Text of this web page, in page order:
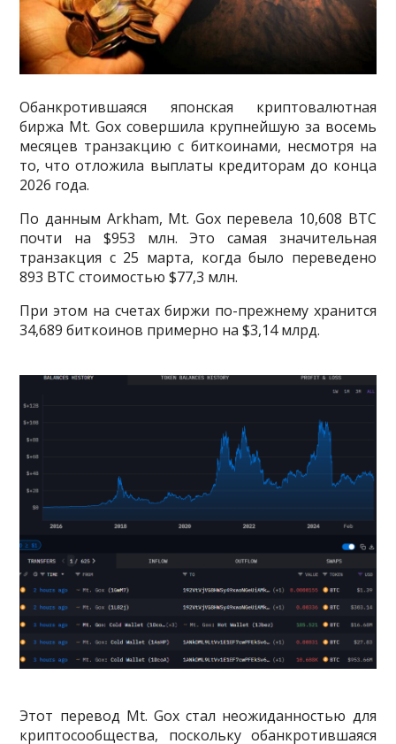
Обанкротившаяся японская криптовалютная
биржа Mt. Gox совершила крупнейшую за восемь
месяцев транзакцию с биткоинами, несмотря на
то, что отложила выплаты кредиторам до конца
2026 года.
По данным Arkham, Mt. Gox перевела 10,608 BTC
почти на $953 млн. Это самая значительная
транзакция с 25 марта, когда было переведено
893 BTC стоимостью $77,3 млн.
При этом на счетах биржи по-прежнему хранится
34,689 биткоинов примерно на $3,14 млрд.
Этот перевод Mt. Gox стал неожиданностью для
криптосообщества, поскольку обанкротившаяся